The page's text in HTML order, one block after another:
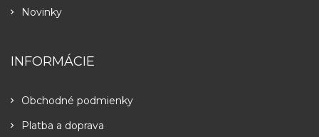
Novinky
INFORMÁCIE
Obchodné podmienky
Platba a doprava